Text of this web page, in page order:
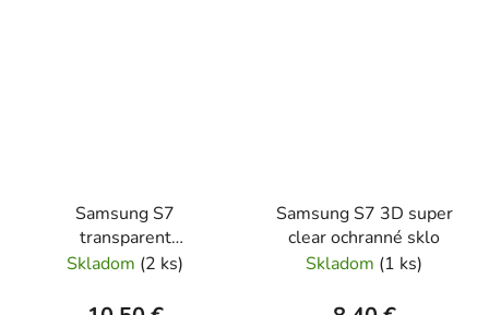
Samsung S7
transparent
ULTRASLIM
Skladom (2 ks)
Samsung S7 3D super
clear ochranné sklo
Skladom (1 ks)